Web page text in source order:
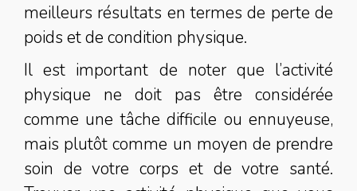
meilleurs résultats en termes de perte de
poids et de condition physique.
Il est important de noter que l’activité
physique ne doit pas être considérée
comme une tâche difficile ou ennuyeuse,
mais plutôt comme un moyen de prendre
soin de votre corps et de votre santé.